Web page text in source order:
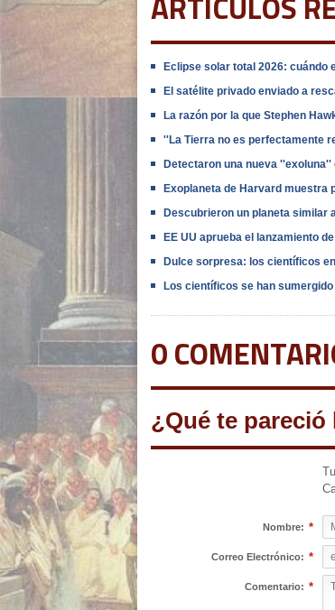
Eclipse solar total 2026: cuándo
El satélite privado enviado a
La razón por la que Stephen
''La Tierra no es perfectamente
Detectaron una nueva
Exoplaneta de Harvard muestra
Descubrieron un planeta similar
EE UU aprueba el lanzamiento
Dulce sorpresa: los científicos
Los científicos se han
0
¿Qué te
Nombre: *
Correo Electrónico: *
Comentario: *